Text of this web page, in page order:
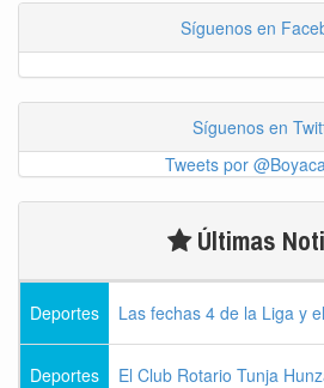
Síguenos en
Síguenos en
Tweets por
Últimas
Deportes Las fechas 4 de la Liga y
Deportes El Club Rotario Tunja